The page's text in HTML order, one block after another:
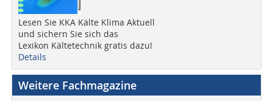
Lesen Sie KKA Kälte Klima Aktuell
und sichern Sie sich das
Lexikon Kältetechnik gratis dazu!
Details
Weitere Fachmagazine